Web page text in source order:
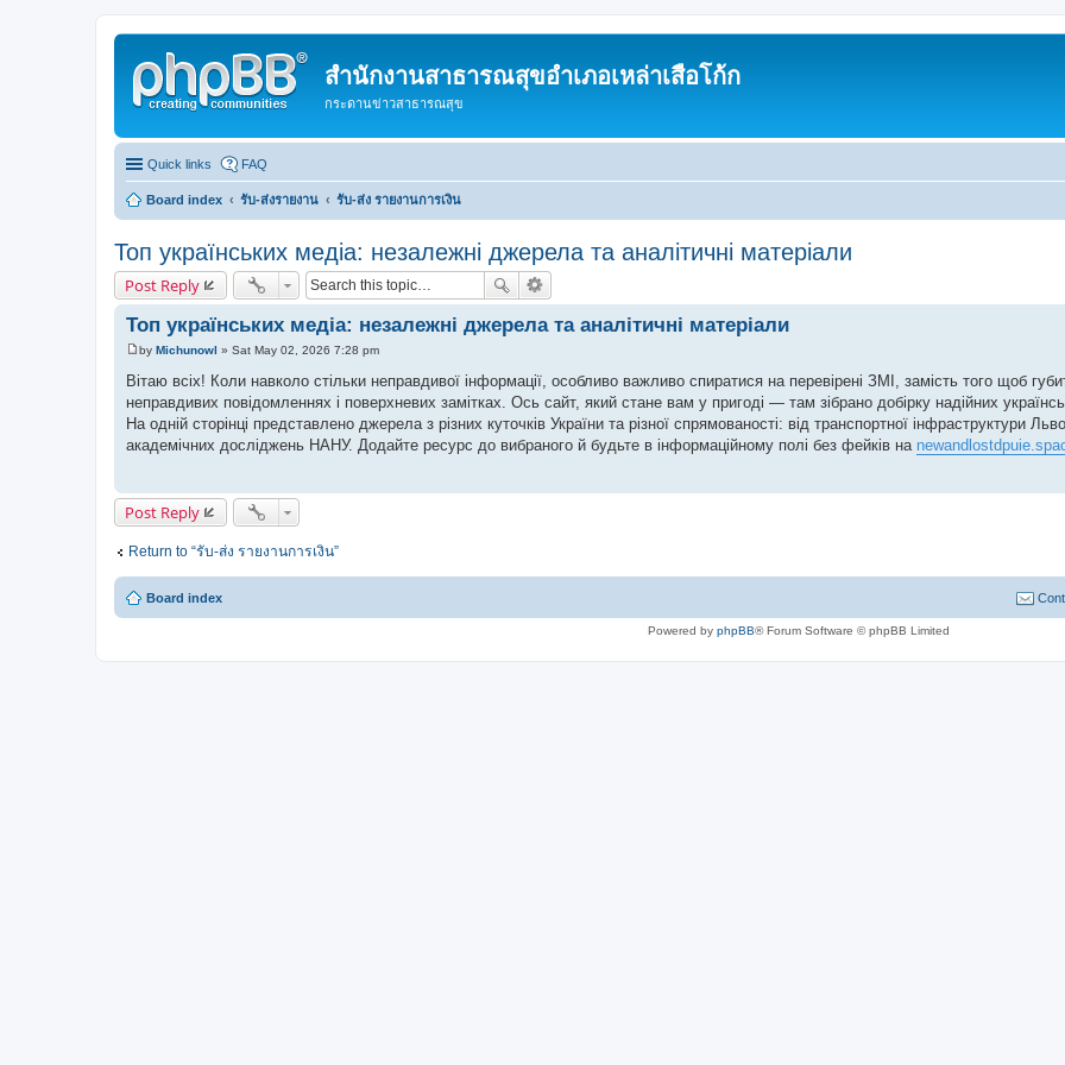
สำนักงานสาธารณสุขอำเภอเหล่าเสือโก้ก
กระดานข่าวสาธารณสุข
Quick links FAQ
Board index รับ-ส่งรายงาน รับ-ส่ง รายงานการเงิน
Топ українських медіа: незалежні джерела та аналітичні матеріали
Post Reply
Топ українських медіа: незалежні джерела та аналітичні матеріали
P
s
t
by Michunowl » Sat May 02, 2026 7:28 pm
Вітаю всіх! Коли навколо стільки неправдивої інформації, особливо важливо спиратися на перевірені ЗМІ, замість того щоб
неправдивих повідомленнях і поверхневих замітках. Ось сайт, який стане вам у пригоді — там зібрано добірку надійних
На одній сторінці представлено джерела з різних куточків України та різної спрямованості: від транспортної інфраструктури
академічних досліджень НАНУ. Додайте ресурс до вибраного й будьте в інформаційному полі без фейків на
Post Reply
Return to “รับ-ส่ง รายงานการเงิน”
Board index
Powered by phpBB® Forum Software © phpBB Limited